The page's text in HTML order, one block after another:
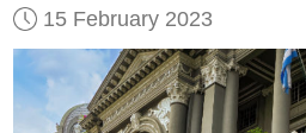
15 February 2023